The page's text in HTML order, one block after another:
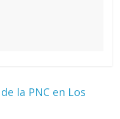
la PNC en Los